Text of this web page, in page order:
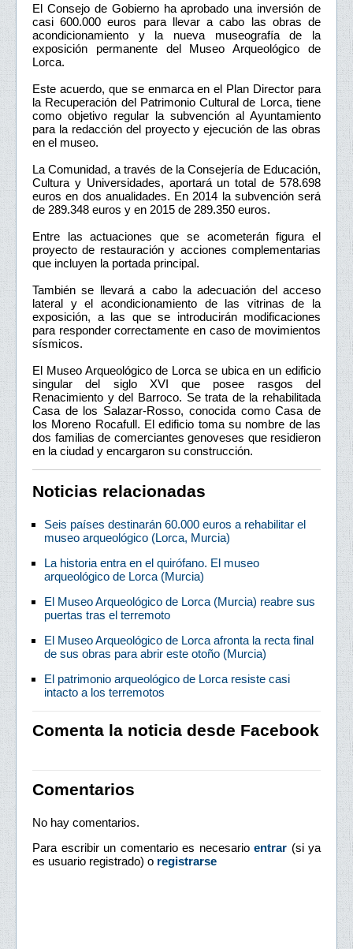
El Consejo de Gobierno ha aprobado una inversión de
casi 600.000 euros para llevar a cabo las obras de
acondicionamiento y la nueva museografía de la
exposición permanente del Museo Arqueológico de
Lorca.
Este acuerdo, que se enmarca en el Plan Director para
la Recuperación del Patrimonio Cultural de Lorca, tiene
como objetivo regular la subvención al Ayuntamiento
para la redacción del proyecto y ejecución de las obras
en el museo.
La Comunidad, a través de la Consejería de Educación,
Cultura y Universidades, aportará un total de 578.698
euros en dos anualidades. En 2014 la subvención será
de 289.348 euros y en 2015 de 289.350 euros.
Entre las actuaciones que se acometerán figura el
proyecto de restauración y acciones complementarias
que incluyen la portada principal.
También se llevará a cabo la adecuación del acceso
lateral y el acondicionamiento de las vitrinas de la
exposición, a las que se introducirán modificaciones
para responder correctamente en caso de movimientos
sísmicos.
El Museo Arqueológico de Lorca se ubica en un edificio
singular del siglo XVI que posee rasgos del
Renacimiento y del Barroco. Se trata de la rehabilitada
Casa de los Salazar-Rosso, conocida como Casa de
los Moreno Rocafull. El edificio toma su nombre de las
dos familias de comerciantes genoveses que residieron
en la ciudad y encargaron su construcción.
Noticias relacionadas
Seis países destinarán 60.000 euros a rehabilitar el
museo arqueológico (Lorca, Murcia)
La historia entra en el quirófano. El museo
arqueológico de Lorca (Murcia)
El Museo Arqueológico de Lorca (Murcia) reabre sus
puertas tras el terremoto
El Museo Arqueológico de Lorca afronta la recta final
de sus obras para abrir este otoño (Murcia)
El patrimonio arqueológico de Lorca resiste casi
intacto a los terremotos
Comenta la noticia desde Facebook
Comentarios
No hay comentarios.
Para escribir un comentario es necesario entrar (si ya
es usuario registrado) o registrarse